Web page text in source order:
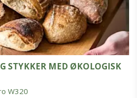
STYKKER MED ØKOLOGISK
W320